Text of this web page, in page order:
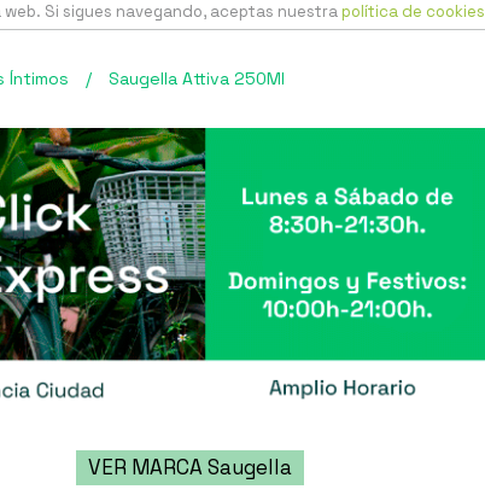
Si sigues navegando, aceptas nuestra política de cookies
Íntimos / Saugella Attiva 250Ml
VER MARCA Saugella